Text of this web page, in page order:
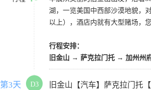
湖，一览美国中西部沙漠地貌，
以上），酒店内就有大型赌场，
行程安排：
旧金山 → 萨克拉门托 → 加州州
第3天 D3 旧金山【汽车】萨克拉门托